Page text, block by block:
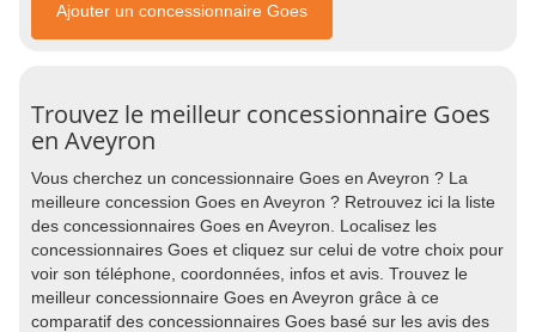
Ajouter un concessionnaire Goes
Trouvez le meilleur concessionnaire Goes
en Aveyron
Vous cherchez un concessionnaire Goes en Aveyron ? La
meilleure concession Goes en Aveyron ? Retrouvez ici la liste
des concessionnaires Goes en Aveyron. Localisez les
concessionnaires Goes et cliquez sur celui de votre choix pour
voir son téléphone, coordonnées, infos et avis. Trouvez le
meilleur concessionnaire Goes en Aveyron grâce à ce
comparatif des concessionnaires Goes basé sur les avis des